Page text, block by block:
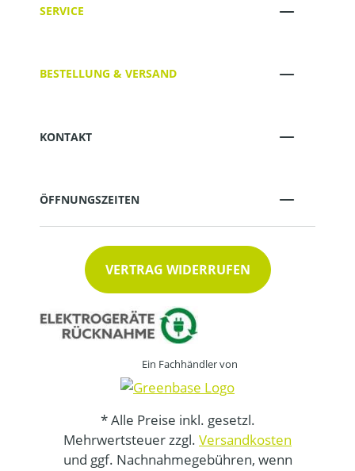
SERVICE
BESTELLUNG & VERSAND
KONTAKT
ÖFFNUNGSZEITEN
VERTRAG WIDERRUFEN
Ein Fachhändler von
* Alle Preise inkl. gesetzl.
Mehrwertsteuer zzgl. Versandkosten
und ggf. Nachnahmegebühren, wenn